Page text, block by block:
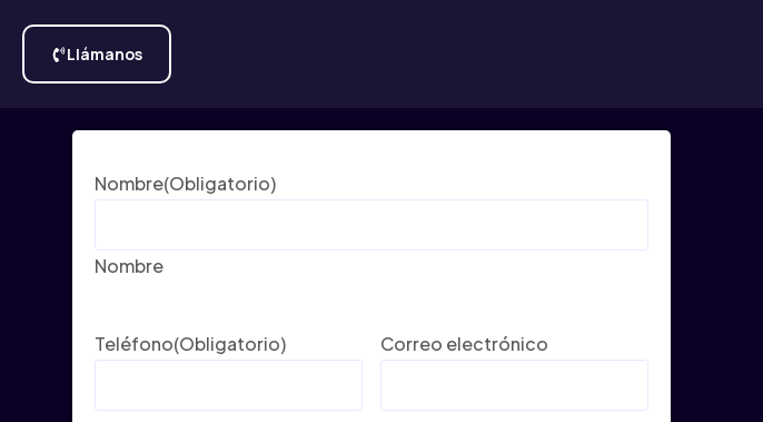
Llámanos
Nombre(Obligatorio)
Nombre
Teléfono(Obligatorio) Correo electrónico